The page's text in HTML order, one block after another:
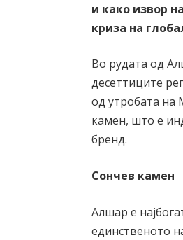
и како извор
криза на
Во рудата од
десеттиците
од утробата на
камен, што е
бренд.
Сончев камен
Алшар е
единственото